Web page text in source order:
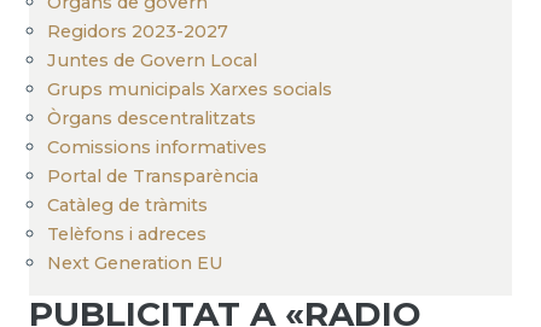
DEL
CONTRACTANT
Regidors 2023-2027
Juntes de Govern Local
Grups municipals Xarxes socials
Òrgans descentralitzats
Comissions informatives
Portal de Transparència
Catàleg de tràmits
Telèfons i adreces
Next Generation EU
PUBLICITAT A «RADIO